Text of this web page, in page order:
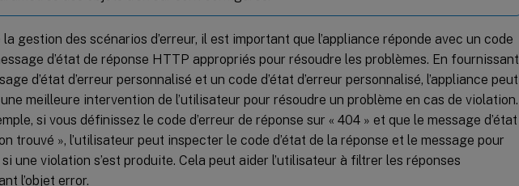
la gestion des scénarios d’erreur, il est important que l’appliance réponde avec un code
d’état de réponse HTTP appropriés pour résoudre les problèmes. En fournissant
d’état d’erreur personnalisé et un code d’état d’erreur personnalisé, l’appliance peut
meilleure intervention de l’utilisateur pour résoudre un problème en cas de violation.
si vous définissez le code d’erreur de réponse sur « 404 » et que le message d’état
trouvé », l’utilisateur peut inspecter le code d’état de la réponse et le message pour
une violation s’est produite. Cela peut aider l’utilisateur à filtrer les réponses
l’objet error.